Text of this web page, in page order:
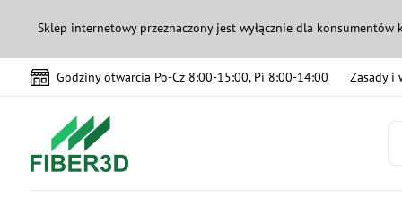
Sklep internetowy przeznaczony jest wyłącznie dla
Godziny otwarcia Po-Cz 8:00-15:00, Pi 8:00-14:00 Zasady i